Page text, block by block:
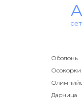
Оболонь
Осокорки
Дарница